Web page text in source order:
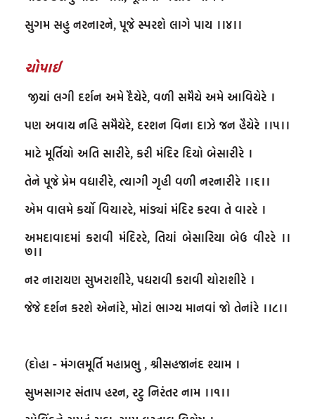
સુગમ સહુ નરનારને, પૂજે સ્પરશે લાગે પાય ।।૪।।
ચોપાઈ
પણ અવાય નહિ સમૈયેરે, દરશન વિના દાઝે જન હૈયેરે ।।૫।।
માટે મૂર્તિયો અતિ સારીરે, કરી મંદિર દિયો બેસારીરે ।
તેને પૂજે પ્રેમ વધારીરે, ત્યાગી ગૃહી વળી નરનારીરે ।।૬।।
એમ વાલમે કર્યો વિચારરે, માંડ્યાં મંદિર કરવા તે વારરે ।
અમદાવાદમાં કરાવી મંદિરરે, તિયાં બેસારિયા બેઉ વીરરે ।।
૭।।
નર નારાયણ સુખરાશીરે, પધરાવી કરાવી ચોરાશીરે ।
જેજે દર્શન કરશે એનાંરે, મોટાં ભાગ્ય માનવાં જો તેનાંરે ।।૮।।
(દોહા - મંગલમૂર્તિ મહાપ્રભુ , શ્રીસહજાનંદ શ્યામ ।
સુખસાગર સંતાપ હરન, રટુ નિરંતર નામ ।।૧।।